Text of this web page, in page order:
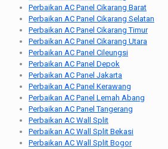
Perbaikan AC Panel Cikarang Barat
Perbaikan AC Panel Cikarang Selatan
Perbaikan AC Panel Cikarang Timur
Perbaikan AC Panel Cikarang Utara
Perbaikan AC Panel Cileungsi
Perbaikan AC Panel Depok
Perbaikan AC Panel Jakarta
Perbaikan AC Panel Kerawang
Perbaikan AC Panel Lemah Abang
Perbaikan AC Panel Tangerang
Perbaikan AC Wall Split
Perbaikan AC Wall Split Bekasi
Perbaikan AC Wall Split Bogor